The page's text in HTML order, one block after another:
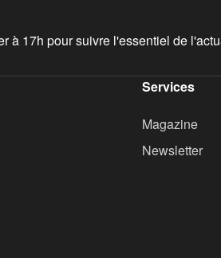
à 17h pour suivre l'essentiel de
Services
Magazine
Newsletter